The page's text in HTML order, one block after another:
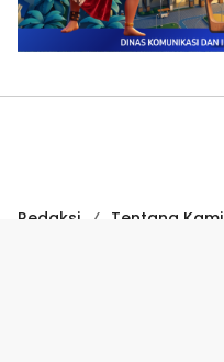
Redaksi Tentang Kami